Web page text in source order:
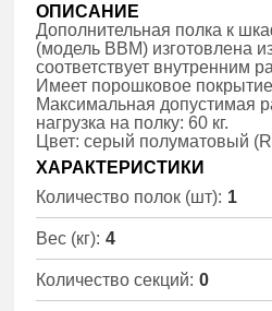
ОПИСАНИЕ
Дополнительная полка к
(модель BBM) изготовлена
соответствует внутренним
Имеет порошковое
Максимальная допустимая
нагрузка на полку: 60 кг.
Цвет: серый полуматовый
ХАРАКТЕРИСТИКИ
Количество полок (шт): 1
Вес (кг): 4
Количество секций: 0